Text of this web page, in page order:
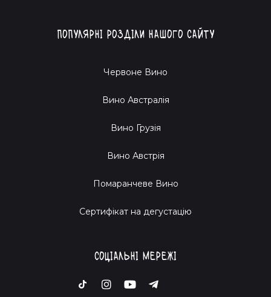
Популярні розділи нашого сайту
Червоне Вино
Вино Австралія
Вино Грузія
Вино Австрія
Помаранчеве Вино
Cертифікат на дегустацію
Соціальні мережі